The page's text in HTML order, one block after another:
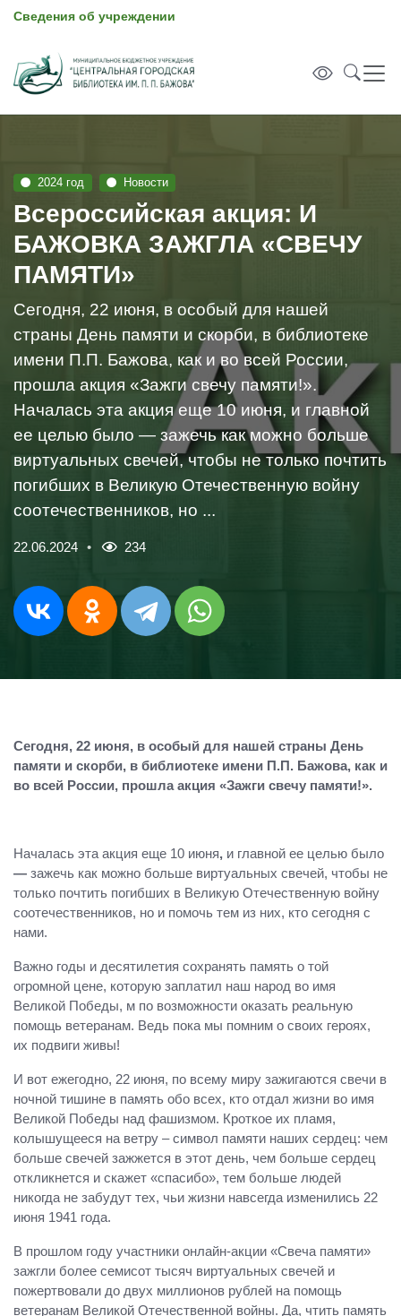
Сведения об учреждении
2024 год Новости
Всероссийская акция: И
БАЖОВКА ЗАЖГЛА «СВЕЧУ
ПАМЯТИ»
Сегодня, 22 июня, в особый для нашей
страны День памяти и скорби, в библиотеке
имени П.П. Бажова, как и во всей России,
прошла акция «Зажги свечу памяти!».
Началась эта акция еще 10 июня, и главной
ее целью было — зажечь как можно больше
виртуальных свечей, чтобы не только почтить
погибших в Великую Отечественную войну
соотечественников, но ...
22.06.2024 234
Сегодня, 22 июня, в особый для нашей страны День
памяти и скорби, в библиотеке имени П.П. Бажова, как и
во всей России, прошла акция «Зажги свечу памяти!».
Началась эта акция еще 10 июня, и главной ее целью было
— зажечь как можно больше виртуальных свечей, чтобы не
только почтить погибших в Великую Отечественную войну
соотечественников, но и помочь тем из них, кто сегодня с
нами.
Важно годы и десятилетия сохранять память о той
огромной цене, которую заплатил наш народ во имя
Великой Победы, м по возможности оказать реальную
помощь ветеранам. Ведь пока мы помним о своих героях,
их подвиги живы!
И вот ежегодно, 22 июня, по всему миру зажигаются свечи в
ночной тишине в память обо всех, кто отдал жизни во имя
Великой Победы над фашизмом. Кроткое их пламя,
колышущееся на ветру – символ памяти наших сердец: чем
больше свечей зажжется в этот день, чем больше сердец
откликнется и скажет «спасибо», тем больше людей
никогда не забудут тех, чьи жизни навсегда изменились 22
июня 1941 года.
В прошлом году участники онлайн-акции «Свеча памяти»
зажгли более семисот тысяч виртуальных свечей и
пожертвовали до двух миллионов рублей на помощь
ветеранам Великой Отечественной войны. Да, чтить память